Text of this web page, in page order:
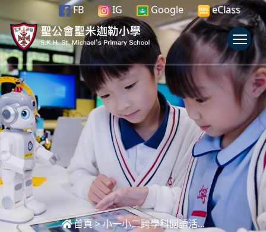
FB IG Google eClass
首頁>小一小二跨學科閱讀活...